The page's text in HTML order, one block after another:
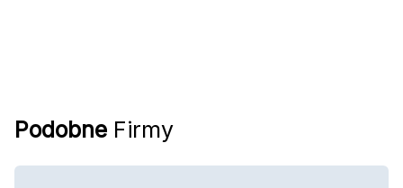
Podobne Firmy